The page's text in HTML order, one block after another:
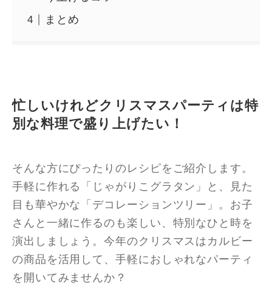
まとめ
忙しいけれどクリスマスパーティは特
別な料理で盛り上げたい！
そんな方にぴったりのレシピをご紹介します。
手軽に作れる「じゃがりこグラタン」と、見た
目も華やかな「デコレーションツリー」。お子
さんと一緒に作るのも楽しい、特別なひと時を
演出しましょう。今年のクリスマスはカルビー
の商品を活用して、手軽におしゃれなパーティ
を開いてみませんか？